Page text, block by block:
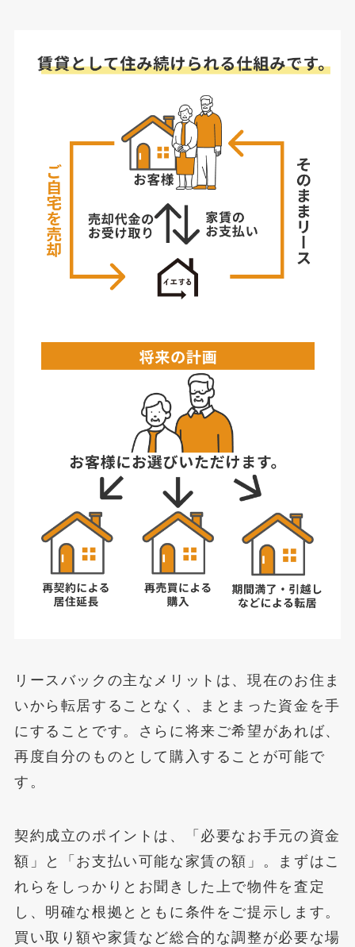
リースバックの主なメリットは、現在のお住ま
いから転居することなく、まとまった資金を手
にすることです。さらに将来ご希望があれば、
再度自分のものとして購入することが可能で
す。
契約成立のポイントは、「必要なお手元の資金
額」と「お支払い可能な家賃の額」。まずはこ
れらをしっかりとお聞きした上で物件を査定
し、明確な根拠とともに条件をご提示します。
買い取り額や家賃など総合的な調整が必要な場